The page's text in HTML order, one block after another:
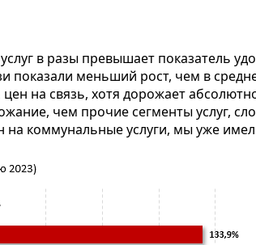
в разы превышает показатель
показали меньший рост, чем в
на связь, хотя дорожает
чем прочие сегменты услуг,
коммунальные услуги, мы уже